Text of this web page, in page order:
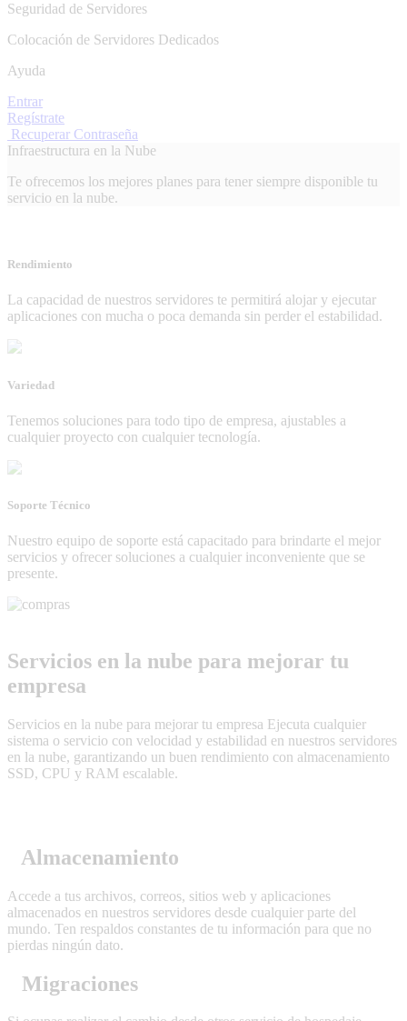
Seguridad de Servidores
Colocación de Servidores Dedicados
Ayuda
Entrar
Regístrate
Recuperar Contraseña
Infraestructura en la Nube
Te ofrecemos los mejores planes para tener siempre disponible tu
servicio en la nube.
Rendimiento
La capacidad de nuestros servidores te permitirá alojar y ejecutar
aplicaciones con mucha o poca demanda sin perder el estabilidad.
Variedad
Tenemos soluciones para todo tipo de empresa, ajustables a
cualquier proyecto con cualquier tecnología.
Soporte Técnico
Nuestro equipo de soporte está capacitado para brindarte el mejor
servicios y ofrecer soluciones a cualquier inconveniente que se
presente.
Servicios en la nube para mejorar tu
empresa
Servicios en la nube para mejorar tu empresa Ejecuta cualquier
sistema o servicio con velocidad y estabilidad en nuestros servidores
en la nube, garantizando un buen rendimiento con almacenamiento
SSD, CPU y RAM escalable.
Almacenamiento
Accede a tus archivos, correos, sitios web y aplicaciones
almacenados en nuestros servidores desde cualquier parte del
mundo. Ten respaldos constantes de tu información para que no
pierdas ningún dato.
Migraciones